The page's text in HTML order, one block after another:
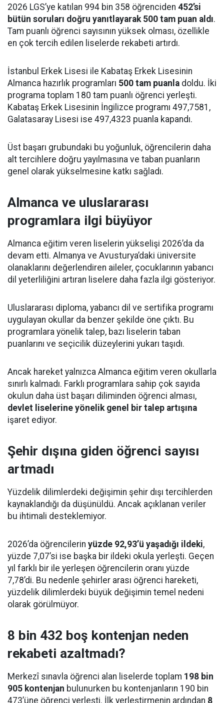
2026 LGS’ye katılan 994 bin 358 öğrenciden 452’si
bütün soruları doğru yanıtlayarak 500 tam puan aldı.
Tam puanlı öğrenci sayısının yüksek olması, özellikle
en çok tercih edilen liselerde rekabeti artırdı.
İstanbul Erkek Lisesi ile Kabataş Erkek Lisesinin
Almanca hazırlık programları 500 tam puanla doldu. İki
programa toplam 180 tam puanlı öğrenci yerleşti.
Kabataş Erkek Lisesinin İngilizce programı 497,7581,
Galatasaray Lisesi ise 497,4323 puanla kapandı.
Üst başarı grubundaki bu yoğunluk, öğrencilerin daha
alt tercihlere doğru yayılmasına ve taban puanların
genel olarak yükselmesine katkı sağladı.
Almanca ve uluslararası
programlara ilgi büyüyor
Almanca eğitim veren liselerin yükselişi 2026’da da
devam etti. Almanya ve Avusturya’daki üniversite
olanaklarını değerlendiren aileler, çocuklarının yabancı
dil yeterliliğini artıran liselere daha fazla ilgi gösteriyor.
Uluslararası diploma, yabancı dil ve sertifika programı
uygulayan okullar da benzer şekilde öne çıktı. Bu
programlara yönelik talep, bazı liselerin taban
puanlarını ve seçicilik düzeylerini yukarı taşıdı.
Ancak hareket yalnızca Almanca eğitim veren okullarla
sınırlı kalmadı. Farklı programlara sahip çok sayıda
okulun daha üst başarı diliminden öğrenci alması,
devlet liselerine yönelik genel bir talep artışına
işaret ediyor.
Şehir dışına giden öğrenci sayısı
artmadı
Yüzdelik dilimlerdeki değişimin şehir dışı tercihlerden
kaynaklandığı da düşünüldü. Ancak açıklanan veriler
bu ihtimali desteklemiyor.
2026’da öğrencilerin yüzde 92,93’ü yaşadığı ildeki,
yüzde 7,07’si ise başka bir ildeki okula yerleşti. Geçen
yıl farklı bir ile yerleşen öğrencilerin oranı yüzde
7,78’di. Bu nedenle şehirler arası öğrenci hareketi,
yüzdelik dilimlerdeki büyük değişimin temel nedeni
olarak görülmüyor.
8 bin 432 boş kontenjan neden
rekabeti azaltmadı?
Merkezî sınavla öğrenci alan liselerde toplam 198 bin
905 kontenjan bulunurken bu kontenjanların 190 bin
473’üne öğrenci yerleşti. İlk yerleştirmenin ardından 8